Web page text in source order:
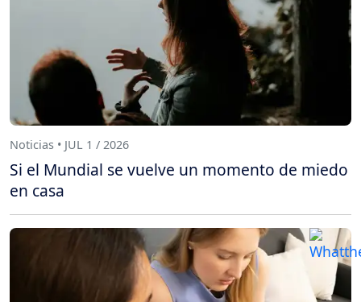
Noticias • JUL 1 / 2026
Si el Mundial se vuelve un momento de miedo
en casa